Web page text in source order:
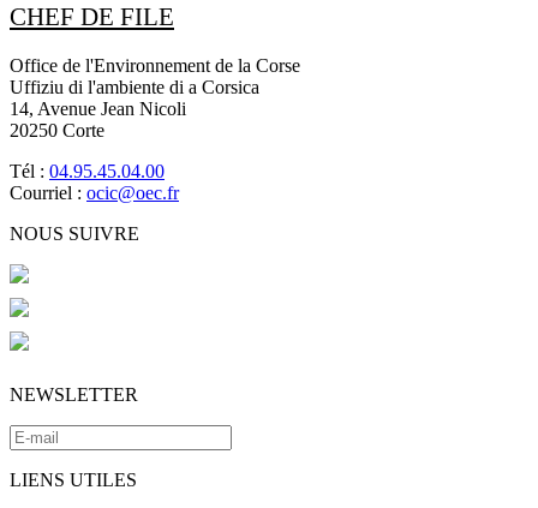
CHEF DE FILE
Office de l'Environnement de la Corse
Uffiziu di l'ambiente di a Corsica
14, Avenue Jean Nicoli
20250 Corte
Tél : 04.95.45.04.00
Courriel : ocic@oec.fr
NOUS SUIVRE
NEWSLETTER
LIENS UTILES